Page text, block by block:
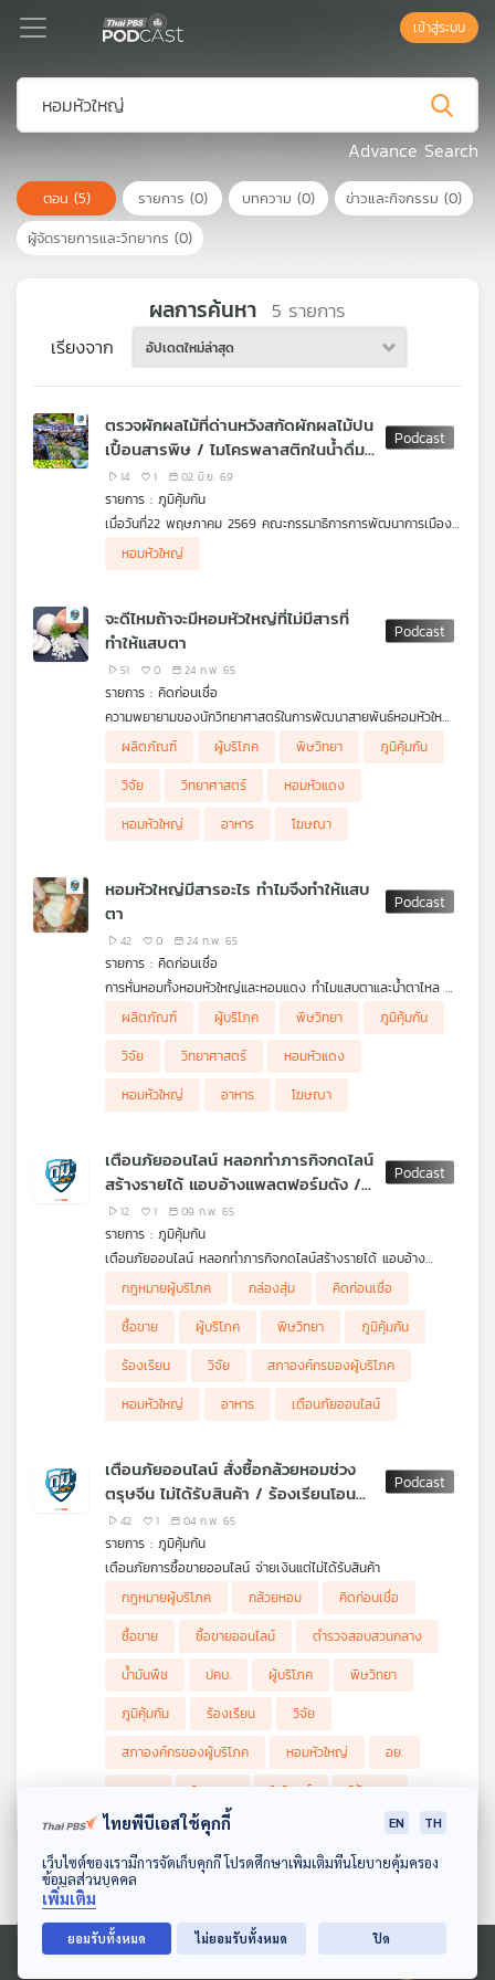
Podcast
เพล
ย์
ลิ
เพล
สต์
บทความ
เกี่ยว
กับ
เรา
ดาวน์โหลด Thai PBS Podcast Application
เข้าสู่ระบบ
Advance Search
ตอน (5) รายการ (0) บทความ (0) ข่าวและกิจกรรม (0)
ผู้จัดรายการและวิทยากร (0)
ผลการค้นหา 5 รายการ
เรียงจาก อัปเดตใหม่ล่าสุด
ตรวจผักผลไม้ที่ด่านหวังสกัดผักผลไม้ปน
เปื้อนสารพิษ / ไมโครพลาสติกในน้ำดื่ม
บรรจุขวด
14 1 02 มิ.ย. 69
รายการ : ภูมิคุ้มกัน
เมื่อวันที่22 พฤษภาคม 2569 คณะกรรมาธิการการพัฒนาการเมือง
การมีส่วนร่วมของประชาชน สิทธิมนุษยชน สิทธิ เสรีภาพ และการ
คุ้มครองผู้บริโภค วุฒิสภา, และ Thai-PAN (เครือข่ายเตือนภัยสาร
ด่านอาหารและยา ท่าเรือแหลมฉบัง และด่านตรวจพืชท่าเรือแหลมฉบัง
เพื่อหารือการดำเนินงานตามแนวทาง 1DAAN/1LAB/1DAY ทราบผล
การตรวจวิเคราะห์ภายใน 24 ชั่วโมง และแนวปฏิบัติต่อผักและผลไม้ที่
ไม่ผ่านมาตรฐาน เช่น กระบวนการ Re-export พร้อมสุ่มเก็บ
ตัวอย่าง แก้วมังกร จากเวียดนาม และหอมหัวใหญ่ จากออสเตรเลีย
ส่งตรวจ
คุยกับ คุณปรกชล อู๋ทรัพย์ จาก Thai-PAN
คิดก่อนเชื่อ กับ ดร.แก้ว กังสดาลอำไพ นักพิษวิทยา กับ ชนาธิป
หอมหัวใหญ่
จะดีไหมถ้าจะมีหอมหัวใหญ่ที่ไม่มีสารที่
ทำให้แสบตา
51 0 24 ก.พ. 65
รายการ : คิดก่อนเชื่อ
ความพยายามของนักวิทยาศาสตร์ในการพัฒนาสายพันธ์หอมหัวใหญ่
ไม่มีสารที่ทำให้น้ำตาไหล
มีงานวิจัยที่สนับสนุนการพัฒนาหอมหัวใหญ่ไร้น้ำตา อะไรบ้าง
• บทความเรื่อง Silencing Onion Lachrymatory Factor
Synthase Causes a Significant Change in the Sulfur
Secondary Metabolite Profile (การหยุดยีนสร้างเอ็นไซม์ที่สร้าง
สารกระตุ้นการหลั่งน้ำตาล ทำให้เกิดการเปลี่ยนแปลงที่สำคัญในรูป
มีการพัฒนาหอมหัวใหญ่ไร้น้ำตาที่ไม่ต้องใช้วิธีการทางการดัดแปลง
พันธุกรรมหรือไม่
• มีบทความเรื่อง Great News: Tearless Onions Now Exist
ซึ่งกล่าวว่า ต้องใช้เวลาหลายทศวรรษในการพัฒนาหอมหัวใหญ่ที่
เรียกกันว่า Sunion ซึ่งมีรสหวานและกรุบกรอบ และไม่เหมือนหัวหอม
ทั่วไปที่ทำให้คุณร้องไห้ ที่สำคัญไม่ได้เกิดจากการดัดแปลงพันธุกรรม
โครงการที่ใช้เวลานานกว่า 30 ปี
ถ้าหอมหัวใหญ่ที่พัฒนาสายพันธุ์ไม่มีสารทำให้แสบตา น้ำตาไหลแล้ว
รสชาติและคุณค่าทางอาหาร รวมถึงราคาจะเป็นอย่างไร
ติดตามรายละเอียดงานวิจัยใน คิดก่อนเชื่อ
ผลิตภัณฑ์ ผู้บริโภค พิษวิทยา
ภูมิคุ้มกัน
วิจัย
วิทยาศาสตร์
หอมหัวแดง
หอมหัวใหญ่
อาหาร โฆษณา
หอมหัวใหญ่มีสารอะไร ทำไมจึงทำให้แสบ
ตา
42 0 24 ก.พ. 65
รายการ : คิดก่อนเชื่อ
การหั่นหอมทั้งหอมหัวใหญ่และหอมแดง ทำไมแสบตาและน้ำตาไหล
หอมหัวใหญ่มีสารอะไร มีประโยชน์อย่างไร
• หอมหัวใหญ่ เป็นพืชในวงศ์เดียวกับกระเทียม มีชื่อวิทยาศาสตร์ว่า
Allium sativum ดังนั้นจึงมีหลายอย่างที่คล้ายกัน ที่สำคัญคือ ใน
กระเทียมมีเอ็นไซม์ ชื่อ Alliinase ซึ่งทำหน้าที่เปลี่ยน Alliin ไปเป็น
Allicin ซึ่งในกรณีหอมหัวใหญ่เอ็นไซม์ ที่ Alliinase ทำหน้าที่เปลี่ยน
Isoalliin ไปเป็นสารประกอบที่รวมกันทำให้น้ำตาไหล
- Flavonoids (ฟลาโวนอยด์) ชนิดแอนโธไซยานิน (ในหอมหัวใหญ่ที่มี
สีแดงหรือสีม่วงแก่บางชนิด) และ
- Flavonoids (ฟลาโวนอยด์) ชนิดฟลาโวนอล เช่น เควอซิทินและ
อนุพันธ์ ส่งผลให้หอมหัวใหญ่ส่วนใหญ่มีเปลือกสีเหลืองและสีน้ำตาล
• สารประกอบกำมะถันชนิด alkylated cysteine sulfoxides
(ACSOs) เป็นสารตั้งต้น ซึ่งเมื่อถูกย่อยโดยเอ็นไซม์ Alliinase แล้ว
จะได้สารที่เมื่อถูกย่อยต่อด้วยเอ็นไซม์ชนิดอื่น ทำให้เกิดสารที่ให้กลิ่น
ฉุนและรสเฉพาะของหอมหัวใหญ่ (รวมถึง thiosulphinates,
thiosulphonates, mono-, di- และ tri-sulphides) ซึ่งเป็นสาร
ทำให้น้ำตาไหล (lachrymatory factor) และเป็นปัจจัยที่ยับยั้งหรือฆ่า
ติดตามรายละเอียดใน คิดก่อนเชื่อ
ผลิตภัณฑ์ ผู้บริโภค พิษวิทยา
ภูมิคุ้มกัน
วิจัย
วิทยาศาสตร์
หอมหัวแดง
หอมหัวใหญ่
อาหาร โฆษณา
เตือนภัยออนไลน์ หลอกทำภารกิจกดไลน์
สร้างรายได้ แอบอ้างแพลตฟอร์มดัง /
ปัญหาถูกแอบอ้างนำเบอร์โทรศัพท์
ขายส่งกล่องสุ่ม / หอมหัวใหญ่ ตอนที่ 2
12 1 09 ก.พ. 65
รายการ : ภูมิคุ้มกัน
เตือนภัยออนไลน์ หลอกทำภารกิจกดไลน์สร้างรายได้ แอบอ้าง
แพลตฟอร์มดัง Shopee - facebook มีผู้เสียหายกว่า10 คน สูญ
เงินเกือบ 1ล้านบาท
สัมภาษณ์ คุณเน ผู้เสียหาย
ปัญหาถูกแอบอ้างนำเบอร์โทรศัพท์ ขายส่งกล่องสุ่ม
ผู้เสียหายถูกร้านค้ากล่องสุมในติ๊กตอก แอบอ้างใช้เบอร์โทรศัพท์เป็น
เบอร์ติดต่อของร้าน ซึ่งเมื่อมีผู้ที่ซื้อกล่องสุ่มได้รับของไม่ตรงตามที่
สั่ง จึงโทรมาร้องเรียนที่เบอร์ของผู้เสียหายกว่า 30 คน คาดว่ามูลค่า
ความเสียหายหลายหมื่นบาท เบื้องต้นเข้าแจ้งความที่สถานี
ตำรวจนครบาลเตาปูน เพื่อช่วยเหลือติดตามคนที่นำเบอร์โทรศัพท์ไป
แอบอ้าง
ช่วงคิดก่อนเชื่อ กับ ดร.แก้ว กังสดาลอำไพ นักพิษวิทยา ตอน หอม
หัวใหญ่ (ตอนที่ 2)
ความพยายามของนักวิทยาศาสตร์ในการพัฒนาสายพันธ์หอมหัวใหญ่
ไม่มีสารที่ทำให้น้ำตาไหล
มีงานวิจัยที่สนับสนุนการพัฒนาหอมหัวใหญ่ไร้น้ำตา อะไรบ้าง
กฎหมายผู้บริโภค กล่องสุ่ม
คิดก่อนเชื่อ
ซื้อขาย
ผู้บริโภค พิษวิทยา
ภูมิคุ้มกัน
ร้องเรียน
วิจัย
สภาองค์กรของผู้บริโภค
หอมหัวใหญ่
อาหาร เตือนภัยออนไลน์
เตือนภัยออนไลน์ สั่งซื้อกล้วยหอมช่วง
ตรุษจีน ไม่ได้รับสินค้า / ร้องเรียนโอน
เงินสั่งซื้อน้ำมันพืช ไม่ได้รับสินค้า / ทลาย
แหล่งลักลอบผลิตไส้กรอกใส่เกลือไน
เตรต, ไนไตรต์เกินมาตรฐาน เตือนกินไป
อันตรายอาจถึงตาย / หอมหัวใหญ่ ตอน
42 1 04 ก.พ. 65
รายการ : ภูมิคุ้มกัน
เตือนภัยการซื้อขายออนไลน์ จ่ายเงินแต่ไม่ได้รับสินค้า
ผู้เสียหายสั่งซื้อกล้วยหอมช่วงตรุษจีนสุดท้ายไม่ได้รับสินค้า เสียหาย
กว่า 2 หมื่นบาท
เตือนภัย ควันหลงช่วงตรุษจีน ผู้เสียหาย สั่งซื้อกล้วยหอม
ผ่านทางเฟสบุ๊คเพื่อนำไปขายต่อ โดนโอนเงินมัดจำไปให้จำนวน 950
บาท เมื่อถึงวันนัดรับสินค้าที่ตลาดสี่มุมเมือง แต่ติดต่อไม่ได้ เบื้องต้น
พบผู้เสียหายจากเฟซบุ๊กที่ถูกหลอกในลักษณะเดียวกัน 5 คน มูลค่า
ความเสียหายกว่า 2 หมื่นบาท
ฟังรายละเอียดจาก คุณชมพูนุช ผู้เสียหาย
ร้องเรียนโอนเงินสั่งซื้อน้ำมันพืช ไม่ได้รับสินค้า
ผู้เสียหาย อ.บางบัวทอง จ.นนทบุรี นำเอกสารหลักฐานใบแจ้ง
ความ ร้องเรียนหลังหลงเชื่อโอนเงินสั่งซื้อน้ำมันพืชกว่า 20 ลัง เมื่อ
โอนเงินแล้วกลับไม่ได้รับสินค้า เบื้องต้นพบมีผู้เสียหายเป็นจำนวนมาก
มูลค่าความเสียหายกว่า 1 แสนบาท
ฟังรายละเอียดจาก คุณเอ ผู้เสียหาย
ตำรวจสอบสวนกลาง โดย บก.ปคบ.ร่วมกับ อย. ทลายแห่งผลิต
ไส้กรอกลักลอบผลิตใส่เกลือไนเตรต,ไนไตรต์เกินมาตรฐาน เตือนกิน
ไปอันตรายอาจถึงตาย
ฟังที่มาการตรวจโรงงานผลิตไส้กรอกที่ จ.ชลบุรี จาก พล.ต.ต.อนันต์
นานาสมบัติ ผบก.ปคบ.
ฟังการตรวจค้นโรงงานผลิตไส้กรอก พบไม่มีมาตรฐาน ใส่สาร
อันตรายและโทษตามกฎหมาย จาก พ.ต.อ.เนติ วงษ์กุหลาบ ผกก.4
ฟังอันตรายของเกลือไนเตรตและไนไตรต์ และวิธีเลือกซื้อไส้กรอก
ผลิตภัณฑ์เนื้อสัตว์แปรรูป จาก นพ.วิทิต สฤษฎีชัยกุล รอง
เลขาธิการคณะกรรมการอาหารและยา
ช่วงคิดก่อนเชื่อ กับ ดร.แก้ว กังสดาลอำไพ นักพิษวิทยา ตอน หอม
หัวใหญ่ ตอนที่ 1
(เวลาหั่นหอมหัวใหญ่ ทำไมแสบตา น้ำตาไหลและโครงการวิจัยสร้าง
หอมหัวใหญ่ปราศจากสารกระตุ้นให้น้ำตาไหล)
กฎหมายผู้บริโภค กล้วยหอม
คิดก่อนเชื่อ
ซื้อขาย
ซื้อขายออนไลน์
ตำรวจสอบสวนกลาง
น้ำมันพืช
ปคบ. ผู้บริโภค
พิษวิทยา
ภูมิคุ้มกัน
ร้องเรียน
วิจัย
สภาองค์กรของผู้บริโภค
หอมหัวใหญ่
อย.
อาหาร
ไนเตรต ไนไตรต์ ไส้กรอก
ไทยพีบีเอสใช้คุกกี้ EN TH
เว็บไซต์ของเรามีการจัดเก็บคุกกี้ โปรดศึกษาเพิ่มเติมที่นโยบายคุ้มครอง
ข้อมูลส่วนบุคคล
เพิ่มเติม
ยอมรับทั้งหมด ไม่ยอมรับทั้งหมด ปิด